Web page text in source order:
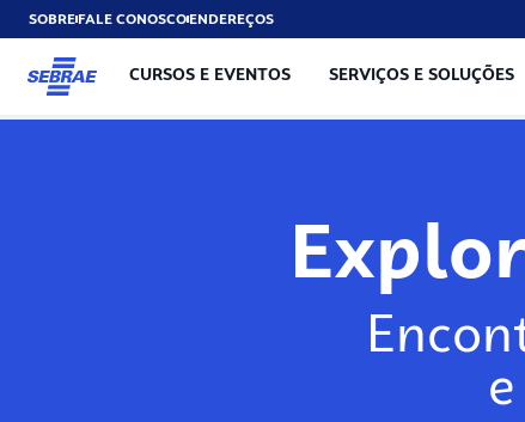
SOBREFALE CONOSCOENDEREÇOS
CURSOS E EVENTOS SERVIÇOS E SOLUÇÕES